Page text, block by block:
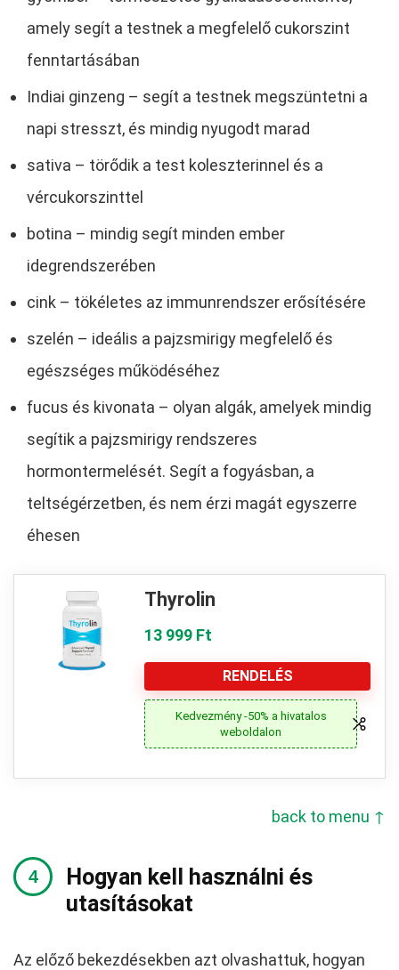
amely segít a testnek a megfelelő cukorszint
fenntartásában
Indiai ginzeng – segít a testnek megszüntetni a
napi stresszt, és mindig nyugodt marad
sativa – törődik a test koleszterinnel és a
vércukorszinttel
botina – mindig segít minden ember
idegrendszerében
cink – tökéletes az immunrendszer erősítésére
szelén – ideális a pajzsmirigy megfelelő és
egészséges működéséhez
fucus és kivonata – olyan algák, amelyek mindig
segítik a pajzsmirigy rendszeres
hormontermelését. Segít a fogyásban, a
teltségérzetben, és nem érzi magát egyszerre
éhesen
Thyrolin
13 999 Ft
RENDELÉS
Kedvezmény -50% a hivatalos
weboldalon
back to menu ↑
Hogyan kell használni és
utasításokat
Az előző bekezdésekben azt olvashattuk, hogyan